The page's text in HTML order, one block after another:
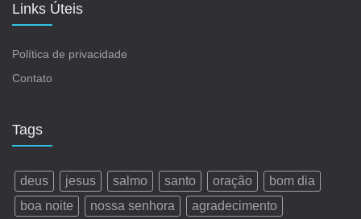
Links Úteis
Política de privacidade
Contato
Tags
deus jesus salmo santo oração
bom dia
boa noite
nossa senhora
agradecimento